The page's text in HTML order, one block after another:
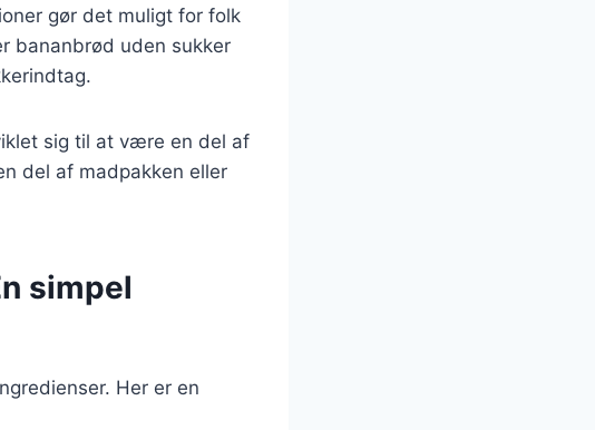
gør det muligt for folk
bananbrød uden sukker
sig til at være en del af
del af madpakken eller
simpel
Her er en